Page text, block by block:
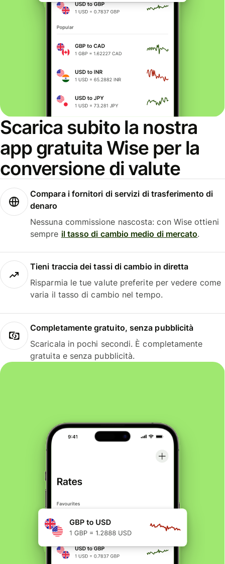
Scarica subito la nostra
app gratuita Wise per la
conversione di valute
Compara i fornitori di servizi di trasferimento di
denaro
Nessuna commissione nascosta: con Wise ottieni
sempre il tasso di cambio medio di mercato.
Tieni traccia dei tassi di cambio in diretta
Risparmia le tue valute preferite per vedere come
varia il tasso di cambio nel tempo.
Completamente gratuito, senza pubblicità
Scaricala in pochi secondi. È completamente
gratuita e senza pubblicità.